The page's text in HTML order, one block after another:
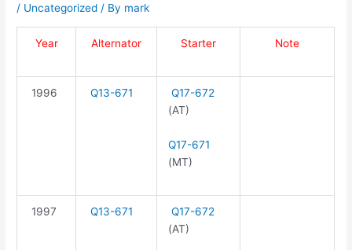
/ Uncategorized / By mark
Year Alternator Starter Note
1996 Q13-671
Q17-672
(AT)
Q17-671
(MT)
1997 Q13-671
Q17-672
(AT)